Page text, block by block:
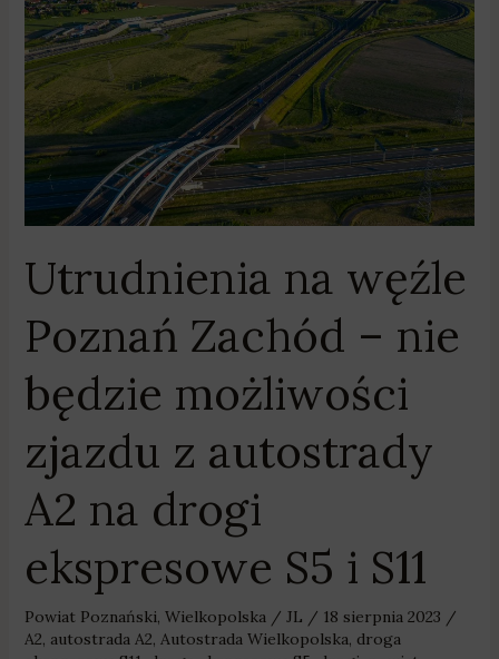
Utrudnienia na węźle
Poznań Zachód – nie
będzie możliwości
zjazdu z autostrady
A2 na drogi
ekspresowe S5 i S11
Powiat Poznański, Wielkopolska/ JL / 18 sierpnia 2023 /
A2, autostrada A2, Autostrada Wielkopolska, droga
węźle
Poznań
Zachód
–
nie
będzie
możliwości
zjazdu
autostrady
na
ekspresowe
S11